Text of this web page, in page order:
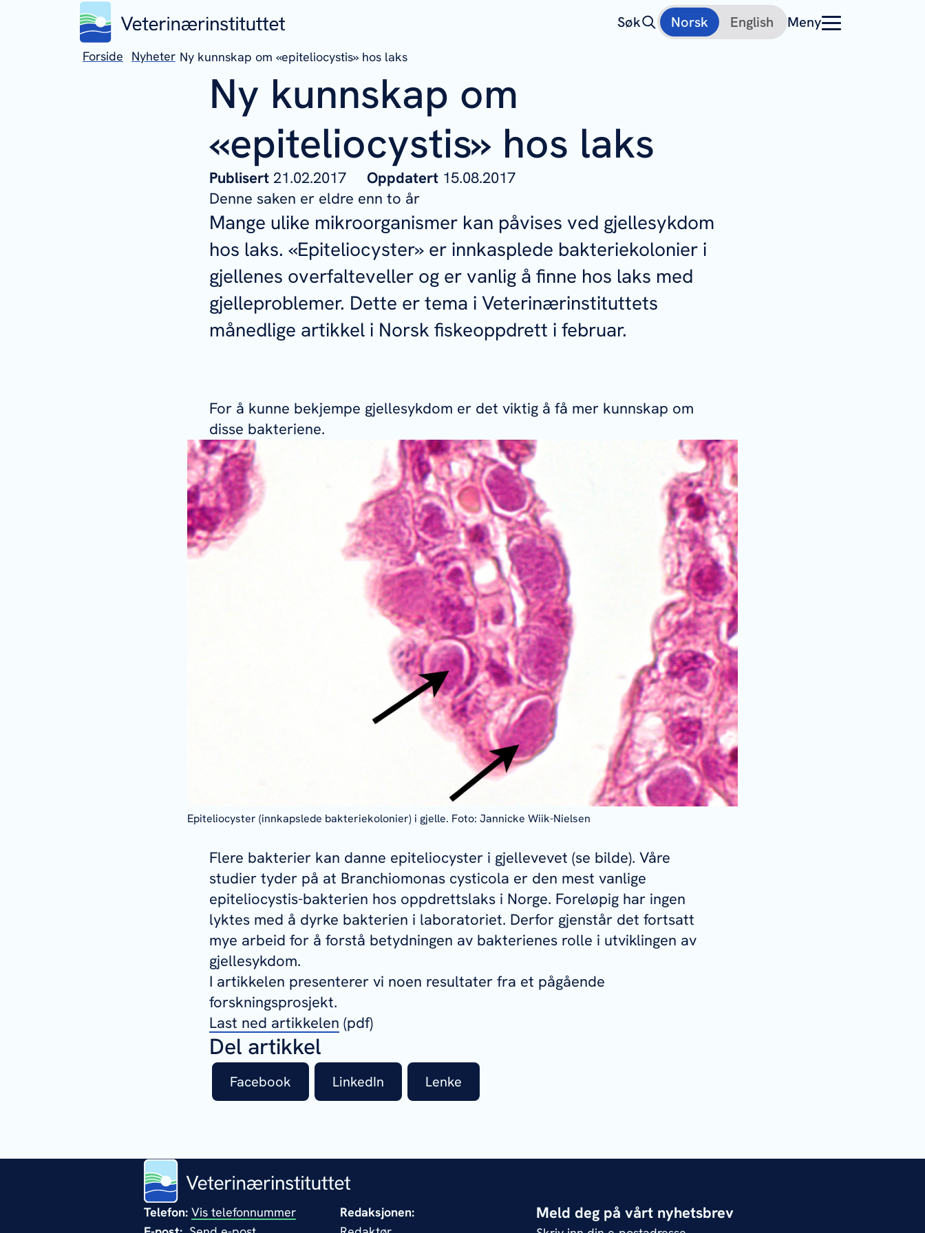
Søk Norsk English Meny
Forside Nyheter Ny kunnskap om «epiteliocystis» hos laks
Ny kunnskap om
«epiteliocystis» hos laks
Publisert 21.02.2017 Oppdatert 15.08.2017
Denne saken er eldre enn to år
Mange ulike mikroorganismer kan påvises ved gjellesykdom
hos laks. «Epiteliocyster» er innkasplede bakteriekolonier i
gjellenes overfalteveller og er vanlig å finne hos laks med
gjelleproblemer. Dette er tema i Veterinærinstituttets
månedlige artikkel i Norsk fiskeoppdrett i februar.
For å kunne bekjempe gjellesykdom er det viktig å få mer kunnskap om
disse bakteriene.
Epiteliocyster (innkapslede bakteriekolonier) i gjelle. Foto: Jannicke Wiik-Nielsen
Flere bakterier kan danne epiteliocyster i gjellevevet (se bilde). Våre
studier tyder på at Branchiomonas cysticola er den mest vanlige
epiteliocystis-bakterien hos oppdrettslaks i Norge. Foreløpig har ingen
lyktes med å dyrke bakterien i laboratoriet. Derfor gjenstår det fortsatt
mye arbeid for å forstå betydningen av bakterienes rolle i utviklingen av
gjellesykdom.
I artikkelen presenterer vi noen resultater fra et pågående
forskningsprosjekt.
Last ned artikkelen (pdf)
Del artikkel
Facebook LinkedIn Lenke
Telefon: Vis telefonnummer
Redaksjonen:
Meld deg på vårt nyhetsbrev